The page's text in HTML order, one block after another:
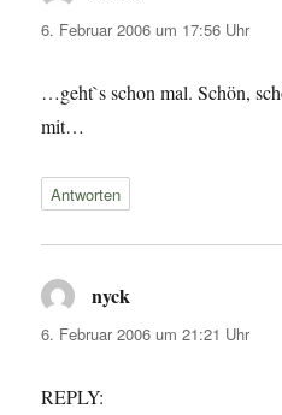
6. Februar 2006 um 17:56 Uhr
…geht`s schon mal. Schön,
mit…
Antworten
nyck
6. Februar 2006 um 21:21 Uhr
REPLY: